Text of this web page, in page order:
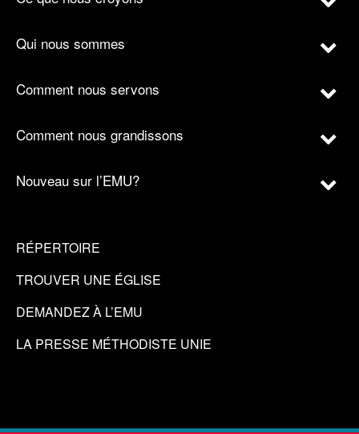
Qui nous sommes
Comment nous servons
Comment nous grandissons
Nouveau sur l’EMU?
RÉPERTOIRE
TROUVER UNE ÉGLISE
DEMANDEZ À L’EMU
LA PRESSE MÉTHODISTE UNIE